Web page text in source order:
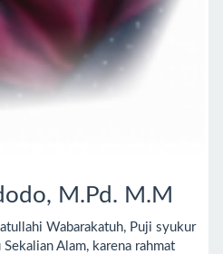
M.Pd. M.M
Wabarakatuh, Puji syukur
Alam, karena rahmat